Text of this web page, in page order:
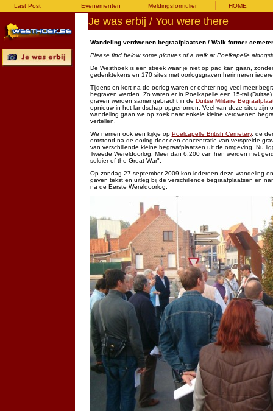
Last Post Evenementen Meldingsformulier HOME
Je was erbij / You were there
Wandeling verdwenen begraafplaatsen / Walk former
Please find below some pictures of a walk at Poelkapelle
De Westhoek is een streek waar je niet op pad kan gaan,
gedenktekens en 170 sites met oorlogsgraven herinneren
Tijdens en kort na de oorlog waren er echter nog veel meer
begraven werden. Zo waren er in Poelkapelle een 15-tal
graven werden samengebracht in de Duitse Militaire
opnieuw in het landschap opgenomen. Veel van deze sites
wandeling gaan we op zoek naar enkele kleine verdwenen
vertellen.
We nemen ook een kijkje op Poelcapelle British Cemetery, de
ontstond na de oorlog door een concentratie van verspreide
van verschillende kleine begraafplaatsen uit de omgeving. Nu
Tweede Wereldoorlog. Meer dan 6.200 van hen werden niet
soldier of the Great War".
Op zondag 27 september 2009 kon iedereen deze wandeling
gaven tekst en uitleg bij de verschillende begraafplaatsen en
na de Eerste Wereldoorlog.